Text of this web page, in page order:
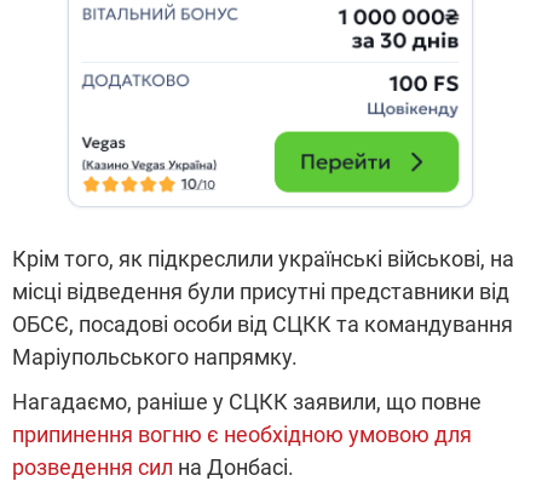
Крім того, як підкреслили українські військові, на
місці відведення були присутні представники від
ОБСЄ, посадові особи від СЦКК та командування
Маріупольського напрямку.
Нагадаємо, раніше у СЦКК заявили, що повне
припинення вогню є необхідною умовою для
розведення сил на Донбасі.